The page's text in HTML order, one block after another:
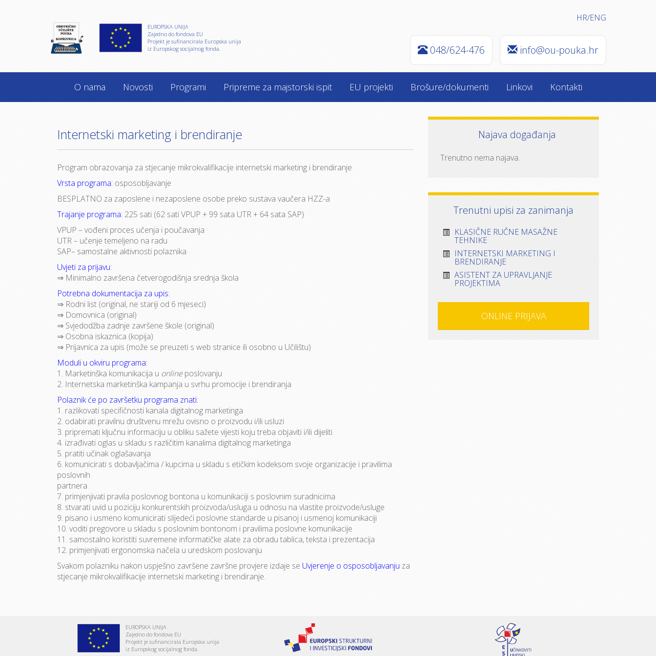
HR/ENG
EUROPSKA UNIJA
Zajedno do fondova EU
Projekt je sufinancirala Europska unija
iz Europskog socijalnog fonda.
info@ou-pouka.hr
048/624-476
O nama Novosti Programi Pripreme za majstorski ispit EU projekti Brošure/dokumenti Linkovi Kontakti
Internetski marketing i brendiranje
Program obrazovanja za stjecanje mikrokvalifikacije internetski marketing i brendiranje
Vrsta programa: osposobljavanje
BESPLATNO za zaposlene i nezaposlene osobe preko sustava vaučera HZZ-a
Trajanje programa: 225 sati (62 sati VPUP + 99 sata UTR + 64 sata SAP)
VPUP – vođeni proces učenja i poučavanja
UTR – učenje temeljeno na radu
SAP– samostalne aktivnosti polaznika
Uvjeti za prijavu:
⇒ Minimalno završena četverogodišnja srednja škola
Potrebna dokumentacija za upis:
⇒ Rodni list (original, ne stariji od 6 mjeseci)
⇒ Domovnica (original)
⇒ Svjedodžba zadnje završene škole (original)
⇒ Osobna iskaznica (kopija)
⇒ Prijavnica za upis (može se preuzeti s web stranice ili osobno u Učilištu)
Moduli u okviru programa:
1. Marketinška komunikacija u onlineposlovanju
2. Internetska marketinška kampanja u svrhu promocije i brendiranja
Polaznik će po završetku programa znati:
1. razlikovati specifičnosti kanala digitalnog marketinga
2. odabirati pravilnu društvenu mrežu ovisno o proizvodu i/ili usluzi
3. pripremati ključnu informaciju u obliku sažete vijesti koju treba objaviti i/ili dijeliti
4. izrađivati oglas u skladu s različitim kanalima digitalnog marketinga
5. pratiti učinak oglašavanja
6. komunicirati s dobavljačima / kupcima u skladu s etičkim kodeksom svoje organizacije i pravilima
poslovnih
partnera
7. primjenjivati pravila poslovnog bontona u komunikaciji s poslovnim suradnicima
8. stvarati uvid u poziciju konkurentskih proizvoda/usluga u odnosu na vlastite proizvode/usluge
9. pisano i usmeno komunicirati slijedeći poslovne standarde u pisanoj i usmenoj komunikaciji
10. voditi pregovore u skladu s poslovnim bontonom i pravilima poslovne komunikacije
11. samostalno koristiti suvremene informatičke alate za obradu tablica, teksta i prezentacija
12. primjenjivati ergonomska načela u uredskom poslovanju
Svakom polazniku nakon uspješno završene završne provjere izdaje se Uvjerenje o osposobljavanju za
stjecanje mikrokvalifikacije internetski marketing i brendiranje.
Najava događanja
Trenutno nema najava.
Trenutni upisi za zanimanja
KLASIČNE RUČNE MASAŽNE
TEHNIKE
INTERNETSKI MARKETING I
BRENDIRANJE
ASISTENT ZA UPRAVLJANJE
PROJEKTIMA
ONLINE PRIJAVA
EUROPSKA UNIJA
Zajedno do fondova EU
Projekt je sufinancirala Europska unija
iz Europskog socijalnog fonda.